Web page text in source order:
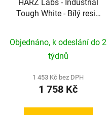
HARZ Labs - Industrial
Tough White - Bílý resin
Objednáno, k odeslání do 2
týdnů
1 453 Kč bez DPH
1 758 Kč